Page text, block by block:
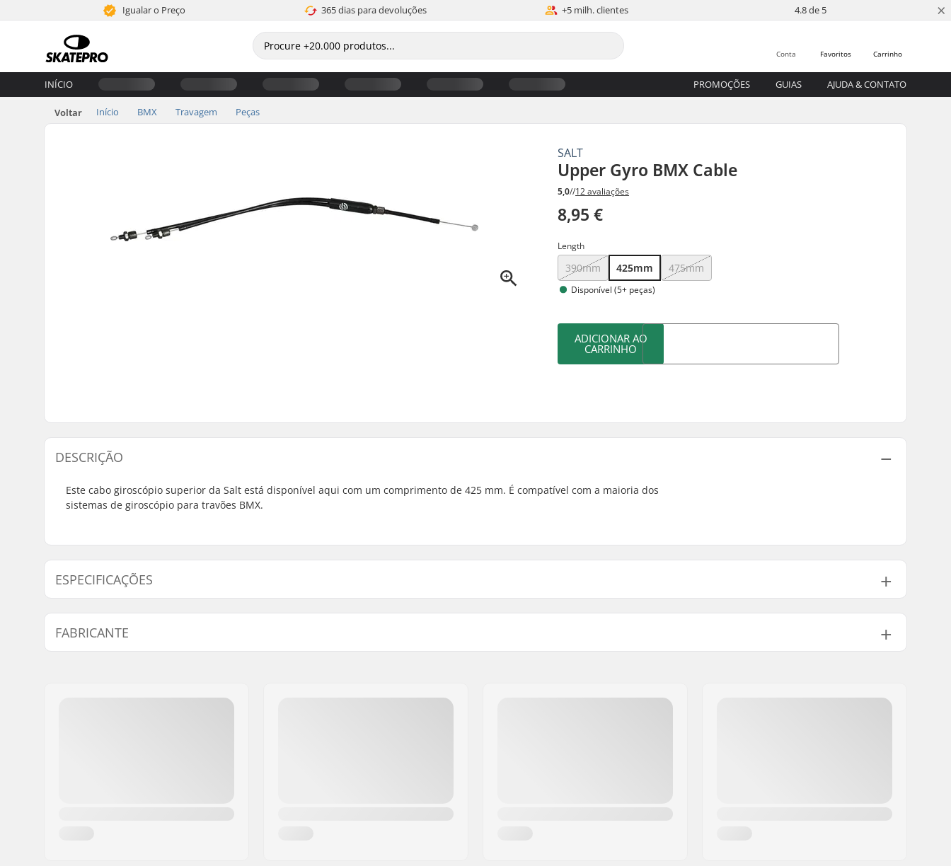
Igualar o Preço 365 dias para devoluções +5 milh. clientes 4.8 de 5 ×
Carrinho
Favoritos
Conta
INÍCIO PROMOÇÕES GUIAS AJUDA & CONTATO
Voltar Início BMX Travagem Peças
SALT
Upper Gyro BMX Cable
5,0//12 avaliações
8,95 €
Length
390mm 425mm 475mm
Disponível (5+ peças)
ADICIONAR AO
CARRINHO
DESCRIÇÃO
Este cabo giroscópio superior da Salt está disponível aqui com um comprimento de 425 mm. É compatível com a maioria dos
sistemas de giroscópio para travões BMX.
ESPECIFICAÇÕES
Compatível com Gyro: Sim Peso: 68g
FABRICANTE